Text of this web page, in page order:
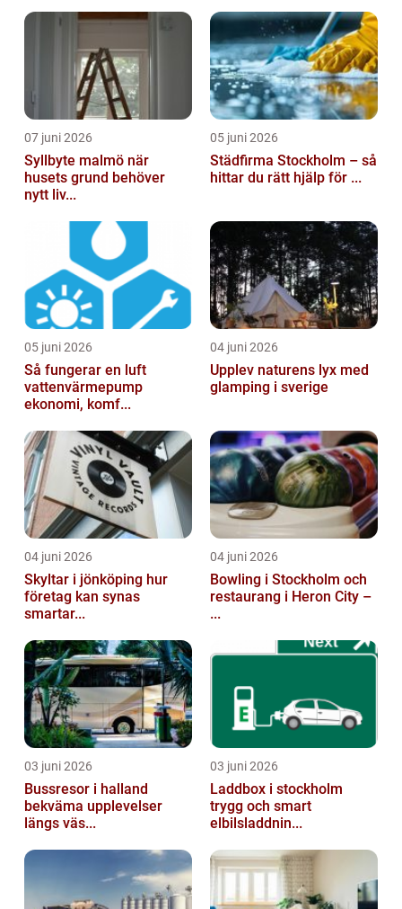
07 juni 2026
Syllbyte malmö när
husets grund behöver
nytt liv...
05 juni 2026
Städfirma Stockholm – så
hittar du rätt hjälp för ...
05 juni 2026
Så fungerar en luft
vattenvärmepump
ekonomi, komf...
04 juni 2026
Upplev naturens lyx med
glamping i sverige
04 juni 2026
Skyltar i jönköping hur
företag kan synas
smartar...
04 juni 2026
Bowling i Stockholm och
restaurang i Heron City –
...
03 juni 2026
Bussresor i halland
bekväma upplevelser
längs väs...
03 juni 2026
Laddbox i stockholm
trygg och smart
elbilsladdnin...